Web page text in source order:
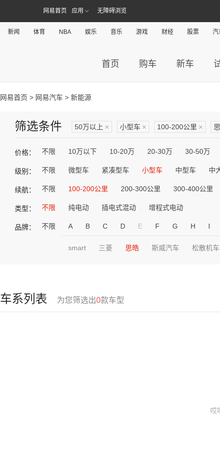
网易首页 应用 无障碍浏览
新闻 体育 NBA 娱乐 音乐 游戏 财经 股票 汽
首页 购车 新车
网易首页 > 网易汽车 > 新能源
筛选条件 50万以上 × 小型车 × 100-200公里 ×
价格： 不限 10万以下 10-20万 20-30万 30-50万
级别： 不限 微型车 紧凑型车 小型车 中型车 中
续航： 不限 100-200公里 200-300公里 300-400公里
类型： 不限 纯电动 插电式混动 增程式电动
品牌： 不限 A B C D E F G H I
smart 三菱 思皓 斯威汽车 松散机车
车系列表 为您筛选出0款车型
哎